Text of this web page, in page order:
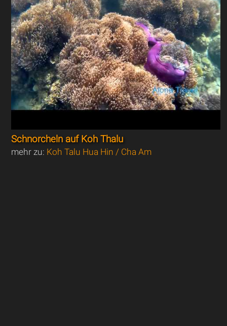
Schnorcheln auf Koh Thalu
mehr zu: Koh Talu Hua Hin / Cha Am